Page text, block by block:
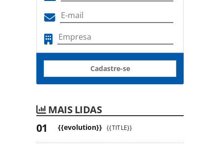
Cadastre-se
MAIS LIDAS
{{evolution}} {{TITLE}}